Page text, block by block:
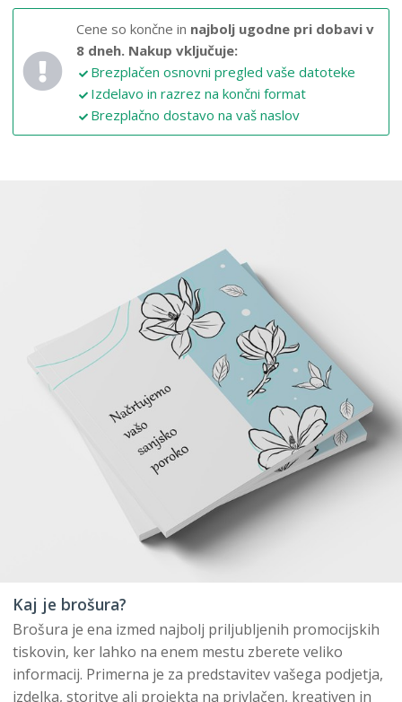
Cene so končne in najbolj ugodne pri dobavi v
8 dneh. Nakup vključuje:
Brezplačen osnovni pregled vaše datoteke
Izdelavo in razrez na končni format
Brezplačno dostavo na vaš naslov
Kaj je brošura?
Brošura je ena izmed najbolj priljubljenih promocijskih
tiskovin, ker lahko na enem mestu zberete veliko
informacij. Primerna je za predstavitev vašega podjetja,
izdelka, storitve ali projekta na privlačen, kreativen in